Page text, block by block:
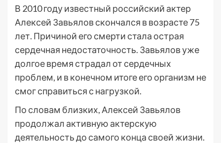
В 2010 году известный российский актер
Алексей Завьялов скончался в возрасте 75
лет. Причиной его смерти стала острая
сердечная недостаточность. Завьялов уже
долгое время страдал от сердечных
проблем, и в конечном итоге его организм не
смог справиться с нагрузкой.
По словам близких, Алексей Завьялов
продолжал активную актерскую
деятельность до самого конца своей жизни.